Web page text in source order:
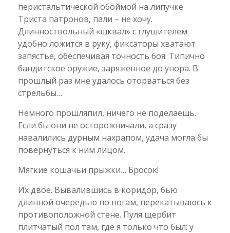
перистальтической обоймой на липучке.
Триста патронов, пали – не хочу.
Длинноствольный «шквал» с глушителем
удобно ложится в руку, фиксаторы хватают
запястье, обеспечивая точность боя. Типично
бандитское оружие, заряженное до упора. В
прошлый раз мне удалось оторваться без
стрельбы…
Немного прошляпил, ничего не поделаешь.
Если бы они не осторожничали, а сразу
навалились дурным нахрапом, удача могла бы
повернуться к ним лицом.
Мягкие кошачьи прыжки… Бросок!
Их двое. Вывалившись в коридор, бью
длинной очередью по ногам, перекатываюсь к
противоположной стене. Пуля щербит
плитчатый пол там, где я только что был: у